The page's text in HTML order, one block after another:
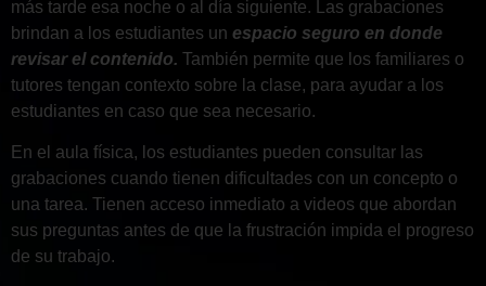
más tarde esa noche o al día siguiente. Las grabaciones
brindan a los estudiantes un espacio seguro en donde
revisar el contenido. También permite que los familiares o
tutores tengan contexto sobre la clase, para ayudar a los
estudiantes en caso que sea necesario.
En el aula física, los estudiantes pueden consultar las
grabaciones cuando tienen dificultades con un concepto o
una tarea. Tienen acceso inmediato a videos que abordan
sus preguntas antes de que la frustración impida el progreso
de su trabajo.